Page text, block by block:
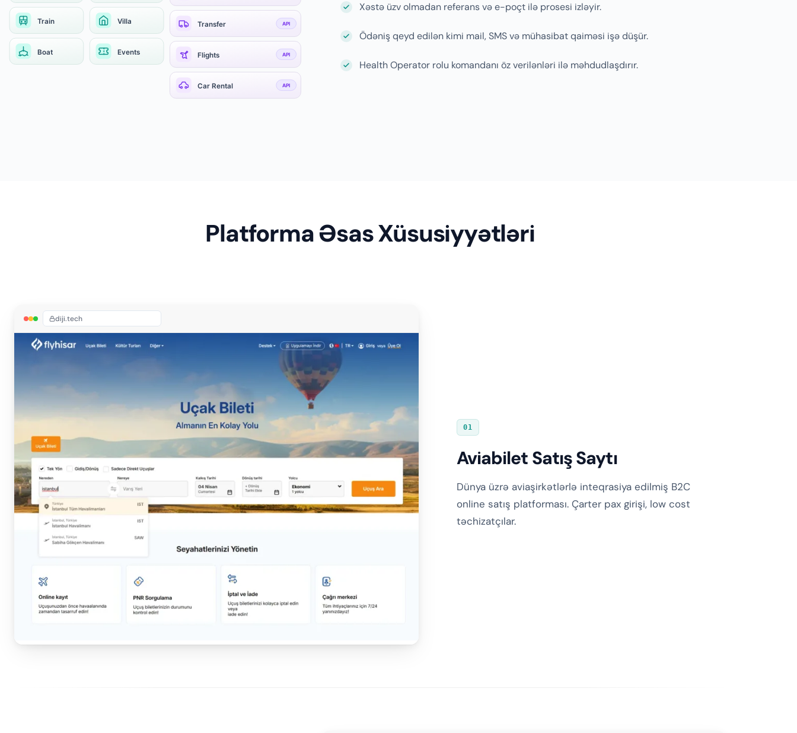
Xəstə üzv olmadan referans və e-poçt ilə prosesi izləyir.
Ödəniş qeyd edilən kimi mail, SMS və mühasibat qaiməsi işə düşür.
Health Operator rolu komandanı öz verilənləri ilə məhdudlaşdırır.
Platforma Əsas Xüsusiyyətləri
diji.tech
01
Aviabilet Satış Saytı
Dünya üzrə aviaşirkətlərlə inteqrasiya edilmiş B2C
online satış platforması. Çarter pax girişi, low cost
təchizatçılar.